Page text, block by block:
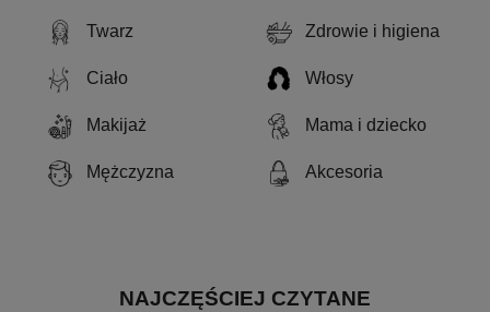
Twarz Zdrowie i higiena
Ciało Włosy
Makijaż Mama i dziecko
Mężczyzna Akcesoria
NAJCZĘŚCIEJ CZYTANE